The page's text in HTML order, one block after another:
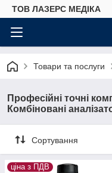
ТОВ ЛАЗЕРС МЕДІКА
Товари та послуги
Професійні точні
Комбіновані
Сортування
ціна з ПДВ